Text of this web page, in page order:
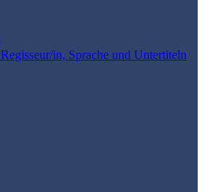
in, Sprache und Untertiteln